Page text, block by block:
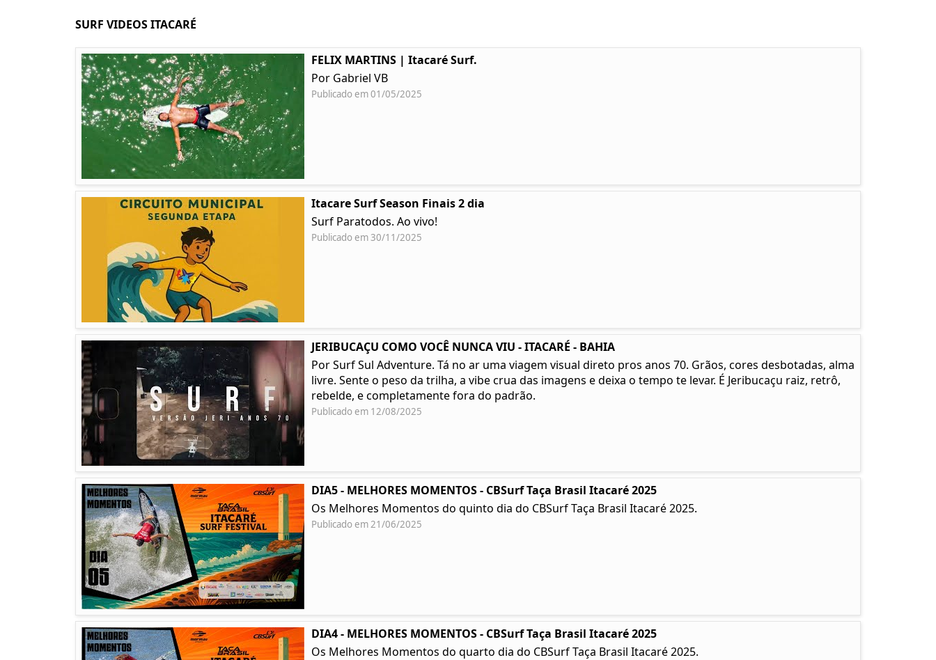
SURF VIDEOS ITACARÉ
FELIX MARTINS | Itacaré Surf.
Por Gabriel VB
Publicado em 01/05/2025
Itacare Surf Season Finais 2 dia
Surf Paratodos. Ao vivo!
Publicado em 30/11/2025
JERIBUCAÇU COMO VOCÊ NUNCA VIU - ITACARÉ - BAHIA
Por Surf Sul Adventure. Tá no ar uma viagem visual direto pros anos 70. Grãos, cores desbotadas, alma
livre. Sente o peso da trilha, a vibe crua das imagens e deixa o tempo te levar. É Jeribucaçu raiz, retrô,
rebelde, e completamente fora do padrão.
Publicado em 12/08/2025
DIA5 - MELHORES MOMENTOS - CBSurf Taça Brasil Itacaré 2025
Os Melhores Momentos do quinto dia do CBSurf Taça Brasil Itacaré 2025.
Publicado em 21/06/2025
DIA4 - MELHORES MOMENTOS - CBSurf Taça Brasil Itacaré 2025
Os Melhores Momentos do quarto dia do CBSurf Taça Brasil Itacaré 2025.